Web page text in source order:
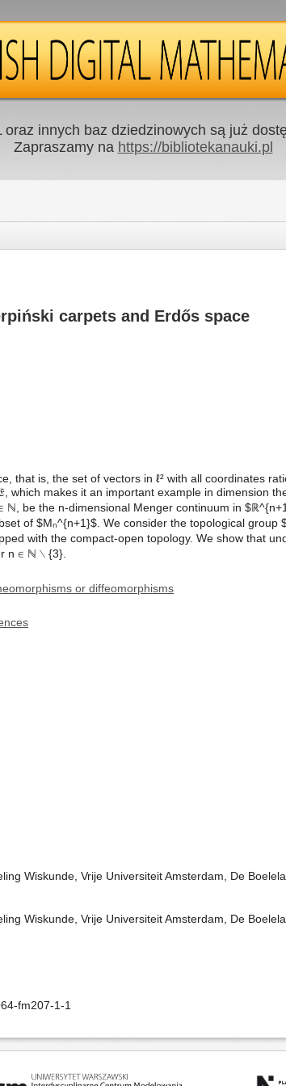
oraz innych baz dziedzinowych są już
Zapraszamy na https://bibliotekanauki.pl
carpets and Erdős space
that is, the set of vectors in ℓ² with all coordinates
which makes it an important example in dimension
ℕ, be the n-dimensional Menger continuum in
of $Mₙ^{n+1}$. We consider the topological
with the compact-open topology. We show that
n ∈ ℕ ∖ {3}.
or diffeomorphisms
Wiskunde, Vrije Universiteit Amsterdam, De
Wiskunde, Vrije Universiteit Amsterdam, De
fm207-1-1